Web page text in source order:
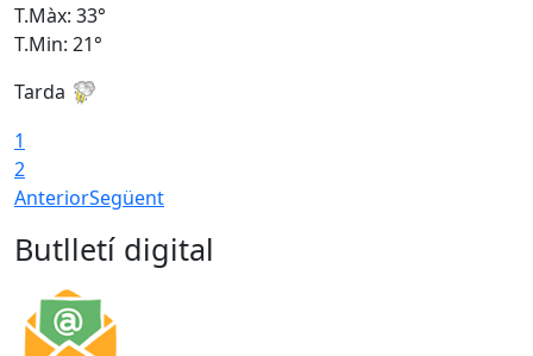
T.Màx: 33°
T.Min: 21°
Tarda
1
2
AnteriorSegüent
Butlletí digital